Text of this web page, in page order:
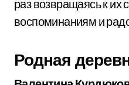
раз возвращаясь к их
воспоминаниям и
Родная